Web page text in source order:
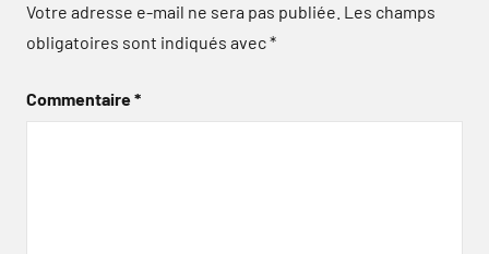
Votre adresse e-mail ne sera pas publiée. Les champs
obligatoires sont indiqués avec*
Commentaire*